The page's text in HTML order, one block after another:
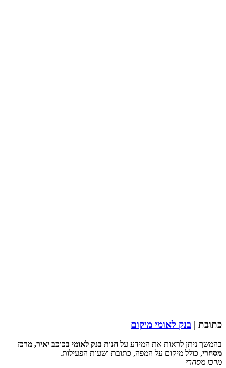
כתובת | בנק לאומי מיקום
בהמשך ניתן לראות את המידע על חנות בנק לאומי בכוכב יאיר, מרכז
מסחרי, כולל מיקום על המפה, כתובת ושעות הפעילות.
מרכז מסחרי